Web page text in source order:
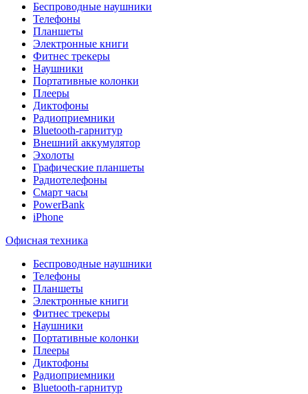
Беспроводные наушники
Телефоны
Планшеты
Электронные книги
Фитнес трекеры
Наушники
Портативные колонки
Плееры
Диктофоны
Радиоприемники
Bluetooth-гарнитур
Внешний аккумулятор
Эхолоты
Графические планшеты
Радиотелефоны
Смарт часы
PowerBank
iPhone
Офисная техника
Беспроводные наушники
Телефоны
Планшеты
Электронные книги
Фитнес трекеры
Наушники
Портативные колонки
Плееры
Диктофоны
Радиоприемники
Bluetooth-гарнитур